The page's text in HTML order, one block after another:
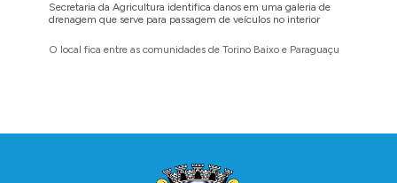
Secretaria da Agricultura identifica danos em uma galeria de
drenagem que serve para passagem de veículos no interior
O local fica entre as comunidades de Torino Baixo e Paraguaçu